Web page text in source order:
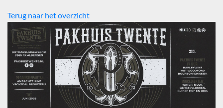
Terug naar het overzicht